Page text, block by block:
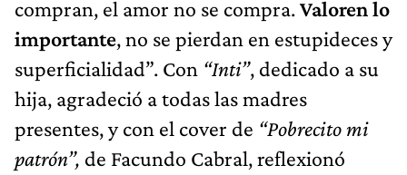
compran, el amor no se compra.Valoren lo
importante, no se pierdan en estupideces y
superficialidad”. Con “Inti”, dedicado a su
hija, agradeció a todas las madres
presentes, y con el cover de “Pobrecito mi
patrón”, de Facundo Cabral, reflexionó